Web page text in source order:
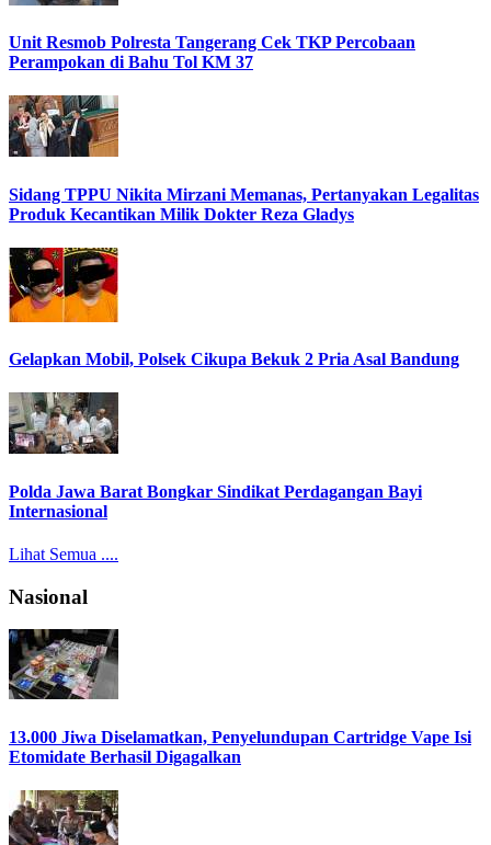
Unit Resmob Polresta Tangerang Cek TKP Percobaan
Perampokan di Bahu Tol KM 37
Sidang TPPU Nikita Mirzani Memanas, Pertanyakan Legalitas
Produk Kecantikan Milik Dokter Reza Gladys
Gelapkan Mobil, Polsek Cikupa Bekuk 2 Pria Asal Bandung
Polda Jawa Barat Bongkar Sindikat Perdagangan Bayi
Internasional
Lihat Semua ....
Nasional
13.000 Jiwa Diselamatkan, Penyelundupan Cartridge Vape Isi
Etomidate Berhasil Digagalkan